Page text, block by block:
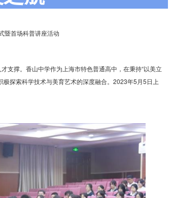
暨首场科普讲座活动
支撑。香山中学作为上海市特色普通高中，在秉持“以美立
探索科学技术与美育艺术的深度融合。2023年5月5日上